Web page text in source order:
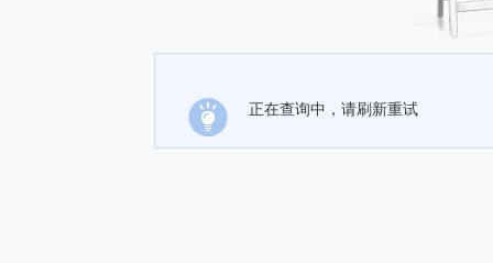
正在查询中，请刷新重试